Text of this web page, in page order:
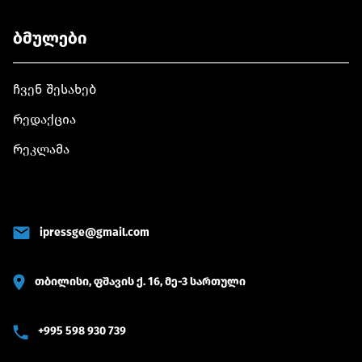
ბმულები
ჩვენ შესახებ
რედაქცია
რეკლამა
ipressge@gmail.com
თბილისი, ფშავის ქ. 16, მე-3 სართული
+995 598 930 739